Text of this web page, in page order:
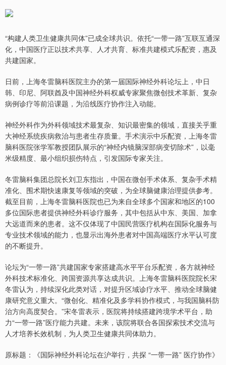
“构建人类卫生健康共同体”已成全球共识。依托“一带一路”互联互通深
化，中国医疗正以技术共享、人才共育、标准共建模式乐配资，惠及
共建国家。
日前，上海冬雷脑科医院主办的第一届国际神经外科论坛上，中日
韩、印尼、阿联酋及中国神经外科权威专家聚焦微创技术革新、复杂
病例诊疗等前沿课题，为沿线医疗协作注入动能。
神经外科作为外科领域技术最复杂、知识最密集的领域，直接关乎重
大神经系统疾病救治与患者生存质量。手术演示中乐配资，上海冬雷
脑科医院张学军教授团队展示的“神经内镜脑深部病变切除术”，以毫
米级精度、最小组织损伤特点，引发国际专家关注。
冬雷脑科集团总院长刘卫东指出，中国在微创手术体系、复杂手术精
准化、围术期快速康复等领域的突破，为全球脑健康治理提供参考。
截至目前，上海冬雷脑科医院也已为来自全球多个国家和地区的100
多位国际患者提供神经外科诊疗服务，其中包括从中东、美国、加拿
大远道而来的患者。这不仅体现了中国民营医疗机构在国际化服务与
专业技术领域的能力，也显示出海外患者对中国高端医疗水平认可度
的不断提升。
论坛为“一带一路”共建国家专家搭建高水平平台乐配资，各方就神经
外科技术标准化、跨国资源共享达成共识。上海冬雷脑科医院院长宋
冬雷认为，持续深化此类对话，对提升区域诊疗水平、推动全球脑健
康研究意义重大。“微创化、精准化及多学科协作模式，与我国脑科防
治方向高度契合。”宋冬雷表示，医院将持续搭建跨境学术平台，助
力“一带一路”医疗能力共建。未来，该院将联合各国探索技术交流与
人才培养长效机制，为人类卫生健康共同体助力。
原标题：《国际神经外科论坛在沪举行，共探 “一带一路” 医疗协作》